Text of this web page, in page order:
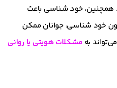
همچنین، خود شناسی باعث
خود شناسی، جوانان ممکن
به مشکلات هویتی یا روانی